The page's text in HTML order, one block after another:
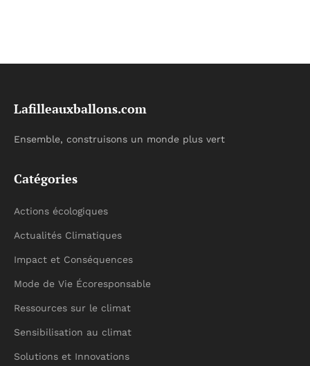
Lafilleauxballons.com
Ensemble, construisons un monde plus vert
Catégories
Actions écologiques
Actualités Climatiques
Impact et Conséquences
Mode de Vie Écoresponsable
Ressources sur le climat
Sensibilisation au climat
Solutions et Innovations